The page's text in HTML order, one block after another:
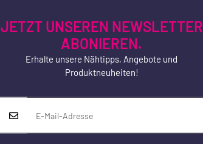
JETZT UNSEREN NEWSLETTER
ABONIEREN.
Erhalte unsere Nähtipps, Angebote und
Produktneuheiten!